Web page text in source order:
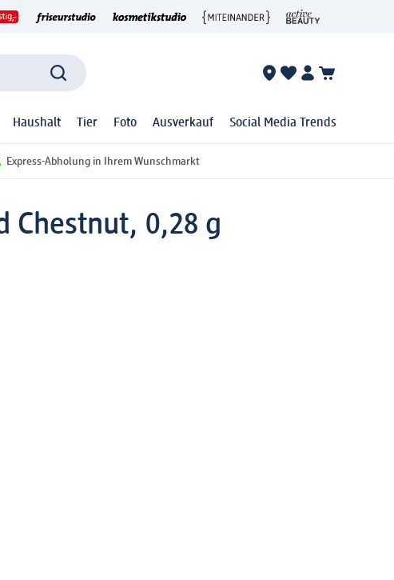
Haushalt Tier Foto Ausverkauf Social Media Trends
Express-Abholung in Ihrem Wunschmarkt
Chestnut, 0,28 g